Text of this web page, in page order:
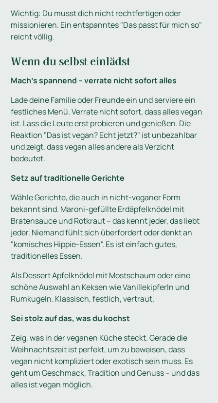
Wichtig: Du musst dich nicht rechtfertigen oder
missionieren. Ein entspanntes "Das passt für mich so"
reicht völlig.
Wenn du selbst einlädst
Mach's spannend – verrate nicht sofort alles
Lade deine Familie oder Freunde ein und serviere ein
festliches Menü. Verrate nicht sofort, dass alles vegan
ist. Lass die Leute erst probieren und genießen. Die
Reaktion "Das ist vegan? Echt jetzt?" ist unbezahlbar
und zeigt, dass vegan alles andere als Verzicht
bedeutet.
Setz auf traditionelle Gerichte
Wähle Gerichte, die auch in nicht-veganer Form
bekannt sind. Maroni-gefüllte Erdäpfelknödel mit
Bratensauce und Rotkraut – das kennt jeder, das liebt
jeder. Niemand fühlt sich überfordert oder denkt an
"komisches Hippie-Essen". Es ist einfach gutes,
traditionelles Essen.
Als Dessert Apfelknödel mit Mostschaum oder eine
schöne Auswahl an Keksen wie Vanillekipferln und
Rumkugeln. Klassisch, festlich, vertraut.
Sei stolz auf das, was du kochst
Zeig, was in der veganen Küche steckt. Gerade die
Weihnachtszeit ist perfekt, um zu beweisen, dass
vegan nicht kompliziert oder exotisch sein muss. Es
geht um Geschmack, Tradition und Genuss – und das
alles ist vegan möglich.